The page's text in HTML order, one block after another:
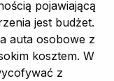
pojawiającą
jest budżet.
auta osobowe z
kosztem. W
z